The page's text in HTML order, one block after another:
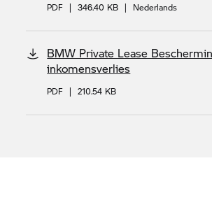
PDF | 346.40 KB | Nederlands
BMW Private Lease
inkomensverlies
PDF | 210.54 KB